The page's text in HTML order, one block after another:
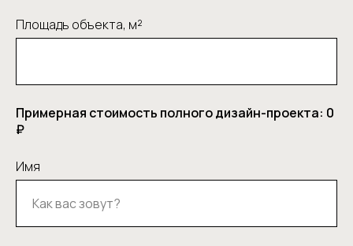
Площадь объекта, м²
Примерная стоимость полного дизайн-проекта: 0
₽
Имя